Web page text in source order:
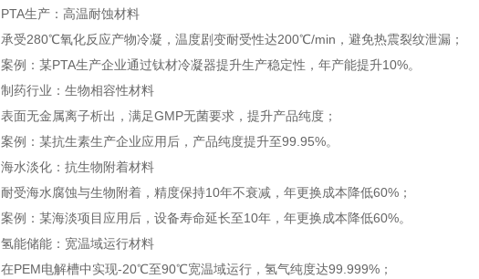
PTA生产：高温耐蚀材料
承受280℃氧化反应产物冷凝，温度剧变耐受性达200℃/min，避免热震裂纹泄漏；
案例：某PTA生产企业通过钛材冷凝器提升生产稳定性，年产能提升10%。
制药行业：生物相容性材料
表面无金属离子析出，满足GMP无菌要求，提升产品纯度；
案例：某抗生素生产企业应用后，产品纯度提升至99.95%。
海水淡化：抗生物附着材料
耐受海水腐蚀与生物附着，精度保持10年不衰减，年更换成本降低60%；
案例：某海淡项目应用后，设备寿命延长至10年，年更换成本降低60%。
氢能储能：宽温域运行材料
在PEM电解槽中实现-20℃至90℃宽温域运行，氢气纯度达99.999%；